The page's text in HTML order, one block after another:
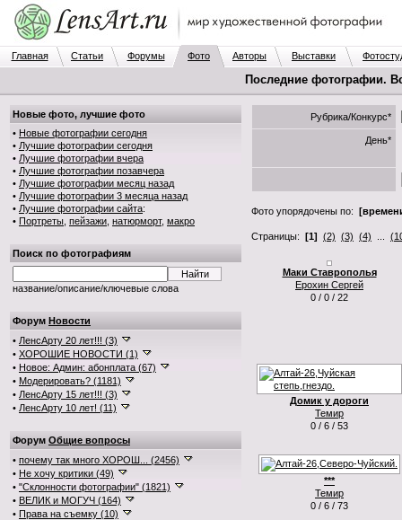
Главная Статьи Форумы Фото Авторы Выставки
Последние фотографии.
Новые фото, лучшие фото
• Новые фотографии сегодня
• Лучшие фотографии сегодня
• Лучшие фотографии вчера
• Лучшие фотографии позавчера
• Лучшие фотографии месяц назад
• Лучшие фотографии 3 месяца назад
• Лучшие фотографии сайта:
• Портреты пейзажи натюрморт, макро
Поиск по фотографиям
название/описание/ключевые слова
Форум Новости
• ЛенсАрту 20 лет!!! (3)
• ХОРОШИЕ НОВОСТИ (1)
• Новое: Админ: абонплата (67)
• Модерировать? (1181)
• ЛенсАрту 15 лет!!! (3)
• ЛенсАрту 10 лет! (11)
Форум Общие вопросы
• почему так много ХОРОШ... (2456)
• Не хочу критики (49)
• "Склонности фотографии" (1821)
• ВЕЛИК и МОГУЧ (164)
• Права на съемку (10)
Рубрика/Конкурс*
День*
Фото упорядочены по:
Страницы: [1] (2) (3) (4)
Маки Ставрополья
Ерохин Сергей
0 / 0 / 22
Домик у дороги
Темир
0 / 6 / 53
***
Темир
0 / 6 / 73